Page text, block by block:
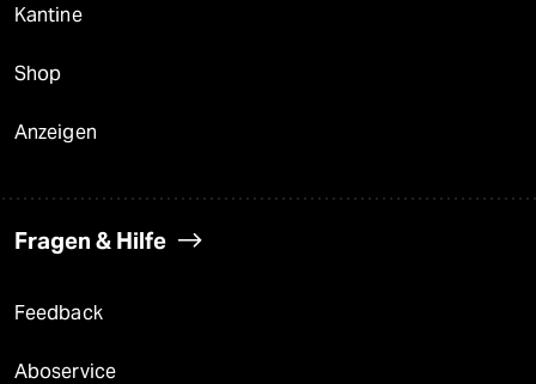
Kantine
Shop
Anzeigen
Fragen & Hilfe
Feedback
Aboservice